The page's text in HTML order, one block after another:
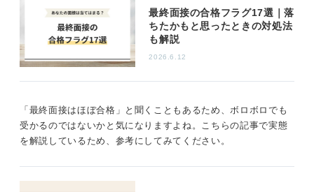
「メンタルがずたずた」と書かれているように、今はと
てもつらい時期かと思いますが、仕事でもこういうこと
はあります。
自分のミスで会社（もしくはクライアント）に大損害を
与えてしまったとか、うまくできずに上司にきつく注意
れて茫然自失になったなど、そういった状況でも目の前
の仕事を進めなければならないのが社会人です。
かせて動き出しましょう。
最終面接の合格フラグ17選｜落
ちたかもと思ったときの対処法
も解説
2026.6.12
「最終面接はほぼ合格」と聞くこともあるため、ボロボロでも
受かるのではないかと気になりますよね。こちらの記事で実態
を解説しているため、参考にしてみてください。